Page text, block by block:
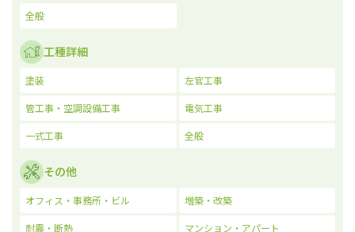
全般
工種詳細
塗装 左官工事
管工事・空調設備工事 電気工事
一式工事 全般
その他
オフィス・事務所・ビル 増築・改築
耐震・断熱 マンション・アパート